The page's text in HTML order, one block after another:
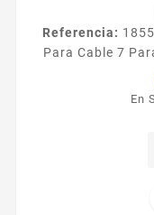
Referencia:
Para Cable 7 Para Cal 22 18 / 2 Anos De Garantia
Serie 9
superficie del lado
En